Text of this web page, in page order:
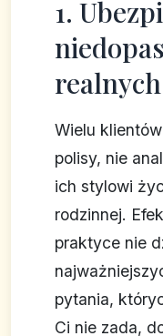
1.
Wielu
polisy, nie
ich stylowi
rodzinnej.
praktyce nie
pytania,
Ci nie zada,